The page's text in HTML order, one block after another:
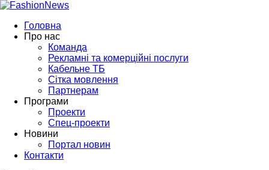
Головна
Про нас
Команда
Рекламні та комерційні послуги
Кабельне ТБ
Сітка мовлення
Партнерам
Програми
Проекти
Спец-проекти
Новини
Портал новин
Контакти